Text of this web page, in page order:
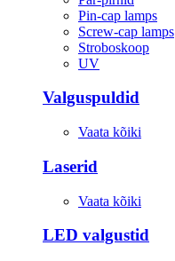
Pin-cap lamps
Screw-cap lamps
Stroboskoop
UV
Valguspuldid
Vaata kõiki
Laserid
Vaata kõiki
LED valgustid